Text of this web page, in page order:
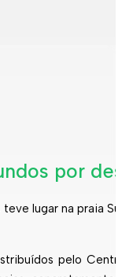
por
lugar na praia
pelo